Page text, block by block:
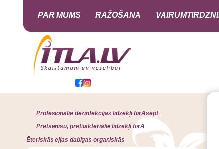
PAR MUMS RAŽOŠANA
Profesionālie dezinfekcijas līdzekļi forAsept
Pretsēnīšu, pretbakteriālie līdzekļi forA
Ēteriskās eļļas dabīgas organiskās